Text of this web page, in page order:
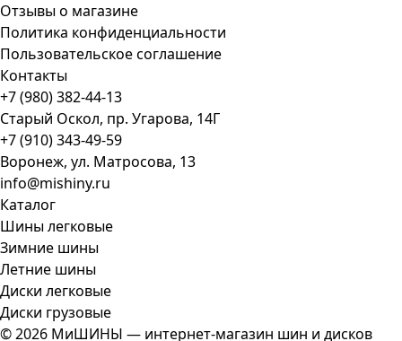
Отзывы о магазине
Политика конфиденциальности
Пользовательское соглашение
Контакты
+7 (980) 382-44-13
Старый Оскол, пр. Угарова, 14Г
+7 (910) 343-49-59
Воронеж, ул. Матросова, 13
info@mishiny.ru
Каталог
Шины легковые
Зимние шины
Летние шины
Диски легковые
Диски грузовые
© 2026 МиШИНЫ — интернет-магазин шин и дисков